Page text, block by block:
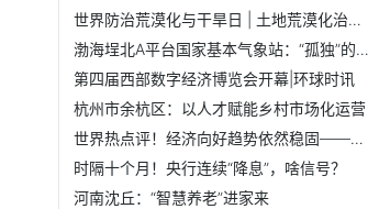
世界防治荒漠化与干旱日 | 土地荒漠化治理有“中国药方”
渤海埕北A平台国家基本气象站：“孤独”的海上气象观测站_全...
第四届西部数字经济博览会开幕|环球时讯
杭州市余杭区：以人才赋能乡村市场化运营
世界热点评！经济向好趋势依然稳固——国家发改委回应当前经...
时隔十个月！央行连续“降息”，啥信号？
河南沈丘：“智慧养老”进家来